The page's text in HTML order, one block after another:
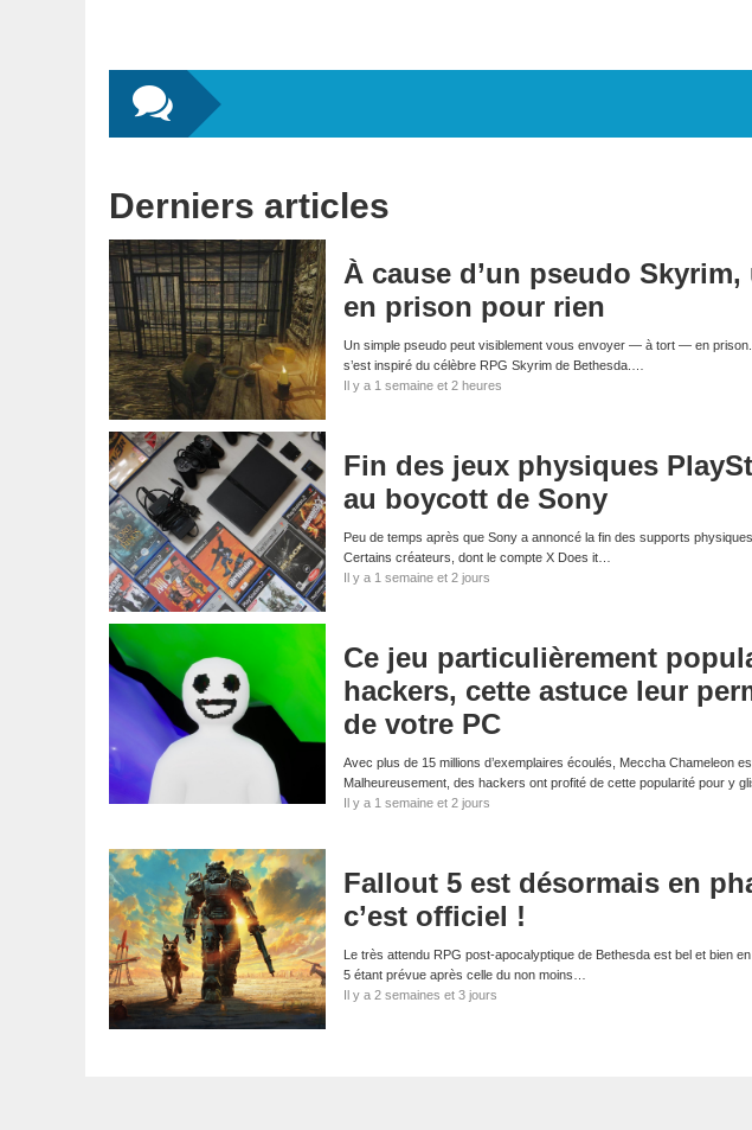
Derniers articles
À cause d’un pseudo
en prison pour rien
Un simple pseudo peut visiblement vous envoyer — à tort — en prison.
s’est inspiré du célèbre RPG Skyrim de Bethesda.…
Il y a 1 semaine et 2 heures
Fin des jeux physiques
au boycott de Sony
Peu de temps après que Sony a annoncé la fin des supports
Certains créateurs, dont le compte X Does it…
Il y a 1 semaine et 2 jours
Ce jeu particulièrement
hackers, cette astuce leur
de votre PC
Avec plus de 15 millions d’exemplaires écoulés, Meccha Chameleon
Malheureusement, des hackers ont profité de cette popularité pour y
Il y a 1 semaine et 2 jours
Fallout 5 est désormais en
c’est officiel !
Le très attendu RPG post-apocalyptique de Bethesda est bel et bien
5 étant prévue après celle du non moins…
Il y a 2 semaines et 3 jours